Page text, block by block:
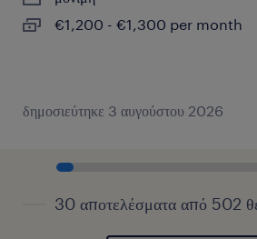
€1,200 - €1,300 per month
δημοσιεύτηκε 3 αυγούστου 2026
30 αποτελέσματα από 502